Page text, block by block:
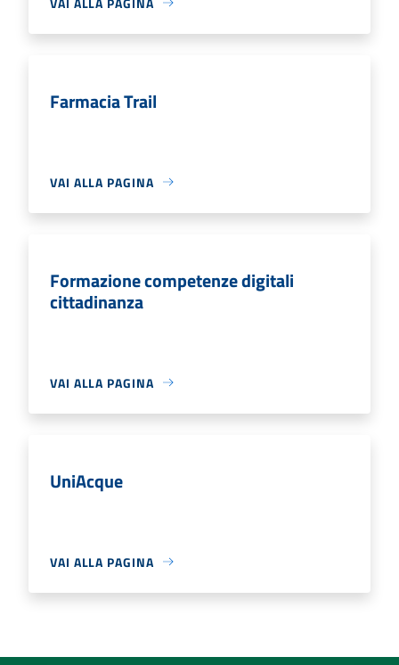
Farmacia Trail
VAI ALLA PAGINA
Formazione competenze digitali
cittadinanza
VAI ALLA PAGINA
UniAcque
VAI ALLA PAGINA